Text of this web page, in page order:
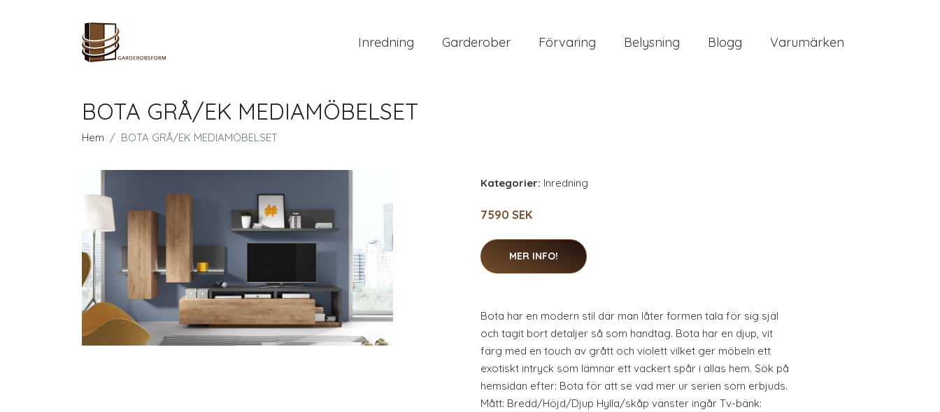
Inredning Garderober Förvaring Belysning Blogg Varumärken
BOTA GRÅ/EK MEDIAMÖBELSET
Hem BOTA GRÅ/EK MEDIAMÖBELSET
Kategorier: Inredning
7590 SEK
MER INFO!
Bota har en modern stil där man låter formen tala för sig själ
och tagit bort detaljer så som handtag. Bota har en djup, vit
färg med en touch av grått och violett vilket ger möbeln ett
exotiskt intryck som lämnar ett vackert spår i allas hem. Sök på
hemsidan efter: Bota för att se vad mer ur serien som erbjuds.
Mått: Bredd/Höjd/Djup Hylla/skåp vänster ingår Tv-bänk: